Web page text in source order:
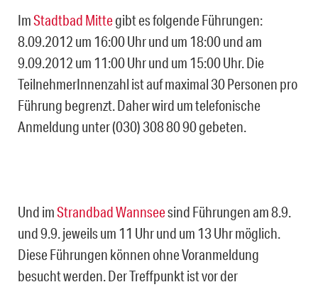
ImStadtbad Mittegibt es folgende Führungen:
8.09.2012 um 16:00 Uhr und um 18:00 und am
9.09.2012 um 11:00 Uhr und um 15:00 Uhr. Die
TeilnehmerInnenzahl ist auf maximal 30 Personen pro
Führung begrenzt. Daher wird um telefonische
Anmeldung unter (030) 308 80 90 gebeten.
Und imStrandbad Wannseesind Führungen am 8.9.
und 9.9. jeweils um 11 Uhr und um 13 Uhr möglich.
Diese Führungen können ohne Voranmeldung
besucht werden. Der Treffpunkt ist vor der